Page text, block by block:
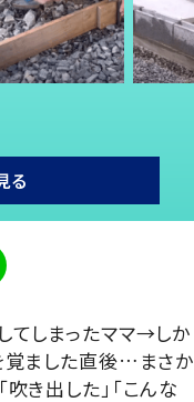
る
てしまったママ→しか
覚ました直後…まさか
吹き出した」「こんな